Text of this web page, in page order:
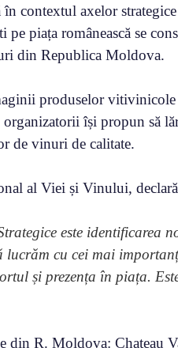
contextul axelor
piața românească se
din Republica Moldova.
produselor
își propun să
de vinuri de calitate.
al Viei și Vinului,
este identificarea
lucrăm cu cei mai
și prezența în piața.
din R. Moldova: Chateau